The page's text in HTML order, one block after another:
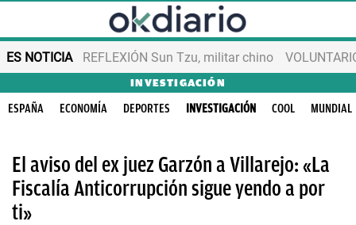
ES NOTICIA REFLEXIÓN Sun Tzu, militar chino
INVESTIGACIÓN
ESPAÑA ECONOMÍA DEPORTES INVESTIGACIÓN COOL MUNDIAL
El aviso del ex juez Garzón a Villarejo: «La
Fiscalía Anticorrupción sigue yendo a por
ti»